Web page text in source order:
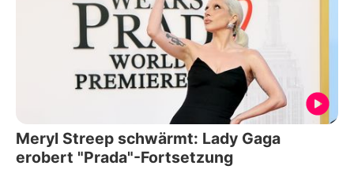
Meryl Streep schwärmt: Lady Gaga
erobert "Prada"-Fortsetzung